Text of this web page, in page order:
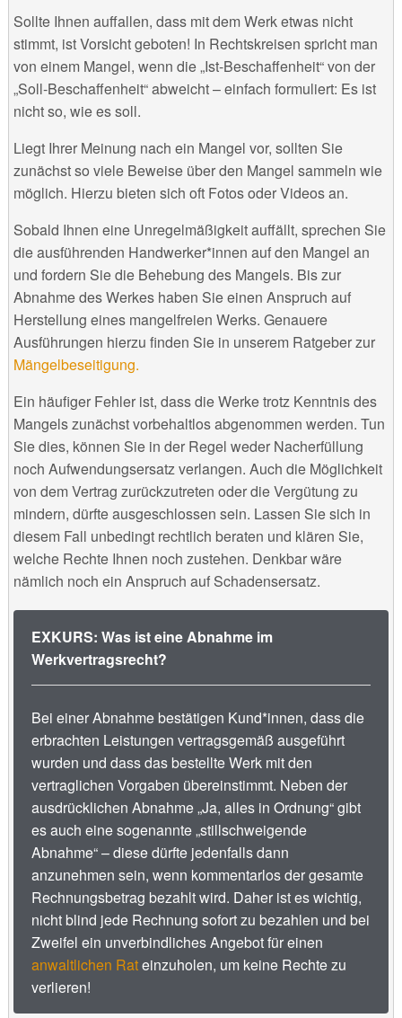
Sollte Ihnen auffallen, dass mit dem Werk etwas nicht
stimmt, ist Vorsicht geboten! In Rechtskreisen spricht man
von einem Mangel, wenn die „Ist-Beschaffenheit“ von der
„Soll-Beschaffenheit“ abweicht – einfach formuliert: Es ist
nicht so, wie es soll.
Liegt Ihrer Meinung nach ein Mangel vor, sollten Sie
zunächst so viele Beweise über den Mangel sammeln wie
möglich. Hierzu bieten sich oft Fotos oder Videos an.
Sobald Ihnen eine Unregelmäßigkeit auffällt, sprechen Sie
die ausführenden Handwerker*innen auf den Mangel an
und fordern Sie die Behebung des Mangels. Bis zur
Abnahme des Werkes haben Sie einen Anspruch auf
Herstellung eines mangelfreien Werks. Genauere
Ausführungen hierzu finden Sie in unserem Ratgeber zur
Mängelbeseitigung.
Ein häufiger Fehler ist, dass die Werke trotz Kenntnis des
Mangels zunächst vorbehaltlos abgenommen werden. Tun
Sie dies, können Sie in der Regel weder Nacherfüllung
noch Aufwendungsersatz verlangen. Auch die Möglichkeit
von dem Vertrag zurückzutreten oder die Vergütung zu
mindern, dürfte ausgeschlossen sein. Lassen Sie sich in
diesem Fall unbedingt rechtlich beraten und klären Sie,
welche Rechte Ihnen noch zustehen. Denkbar wäre
nämlich noch ein Anspruch auf Schadensersatz.
EXKURS: Was ist eine Abnahme im
Werkvertragsrecht?
Bei einer Abnahme bestätigen Kund*innen, dass die
erbrachten Leistungen vertragsgemäß ausgeführt
wurden und dass das bestellte Werk mit den
vertraglichen Vorgaben übereinstimmt. Neben der
ausdrücklichen Abnahme „Ja, alles in Ordnung“ gibt
es auch eine sogenannte „stillschweigende
Abnahme“ – diese dürfte jedenfalls dann
anzunehmen sein, wenn kommentarlos der gesamte
Rechnungsbetrag bezahlt wird. Daher ist es wichtig,
nicht blind jede Rechnung sofort zu bezahlen und bei
Zweifel ein unverbindliches Angebot für einen
anwaltlichen Rateinzuholen, um keine Rechte zu
verlieren!